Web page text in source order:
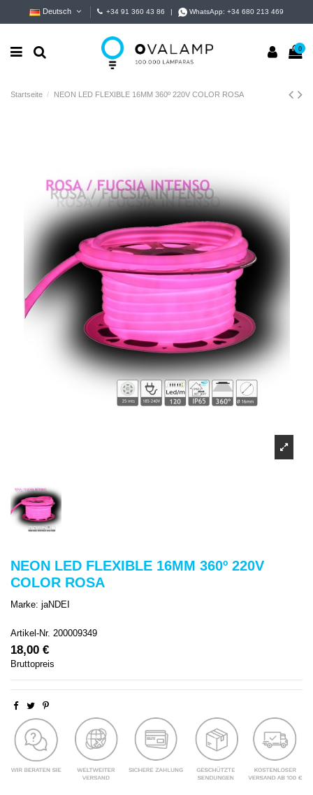
Deutsch +34 91 360 43 86 WhatsApp:+34 680 213 469
0
Startseite NEON LED FLEXIBLE 16MM 360º 220V COLOR ROSA
NEON LED FLEXIBLE 16MM 360º 220V
COLOR ROSA
Marke: jaNDEI
Artikel-Nr. 200009349
18,00 €
Bruttopreis